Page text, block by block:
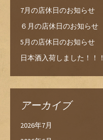
7月の店休日のお知らせ
６月の店休日のお知らせ
5月の店休日のお知らせ
日本酒入荷しました！！！
アーカイブ
2026年7月